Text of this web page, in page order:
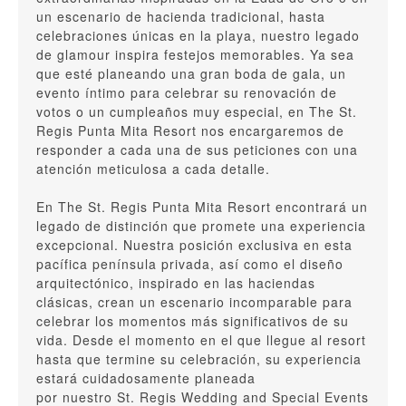
un escenario de hacienda tradicional, hasta
celebraciones únicas en la playa, nuestro legado
de glamour inspira festejos memorables. Ya sea
que esté planeando una gran boda de gala, un
evento íntimo para celebrar su renovación de
votos o un cumpleaños muy especial, en The St.
Regis Punta Mita Resort nos encargaremos de
responder a cada una de sus peticiones con una
atención meticulosa a cada detalle.
En The St. Regis Punta Mita Resort encontrará un
legado de distinción que promete una experiencia
excepcional. Nuestra posición exclusiva en esta
pacífica península privada, así como el diseño
arquitectónico, inspirado en las haciendas
clásicas, crean un escenario incomparable para
celebrar los momentos más significativos de su
vida. Desde el momento en el que llegue al resort
hasta que termine su celebración, su experiencia
estará cuidadosamente planeada
por nuestro St. Regis Wedding and Special Events